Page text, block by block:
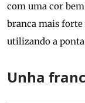
com uma cor
branca mais
utilizando a ponta
Unha